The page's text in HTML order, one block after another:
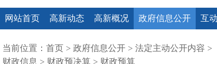
网站首页 高新动态 高新概况 政府信息公开 互
当前位置： 首页 > 政府信息公开 > 法定主动公开内容 >
财政信息 > 财政预决算 > 财政预算